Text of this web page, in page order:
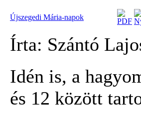
Újszegedi Mária-napok
Írta: Szántó
Idén is, a
és 12 között